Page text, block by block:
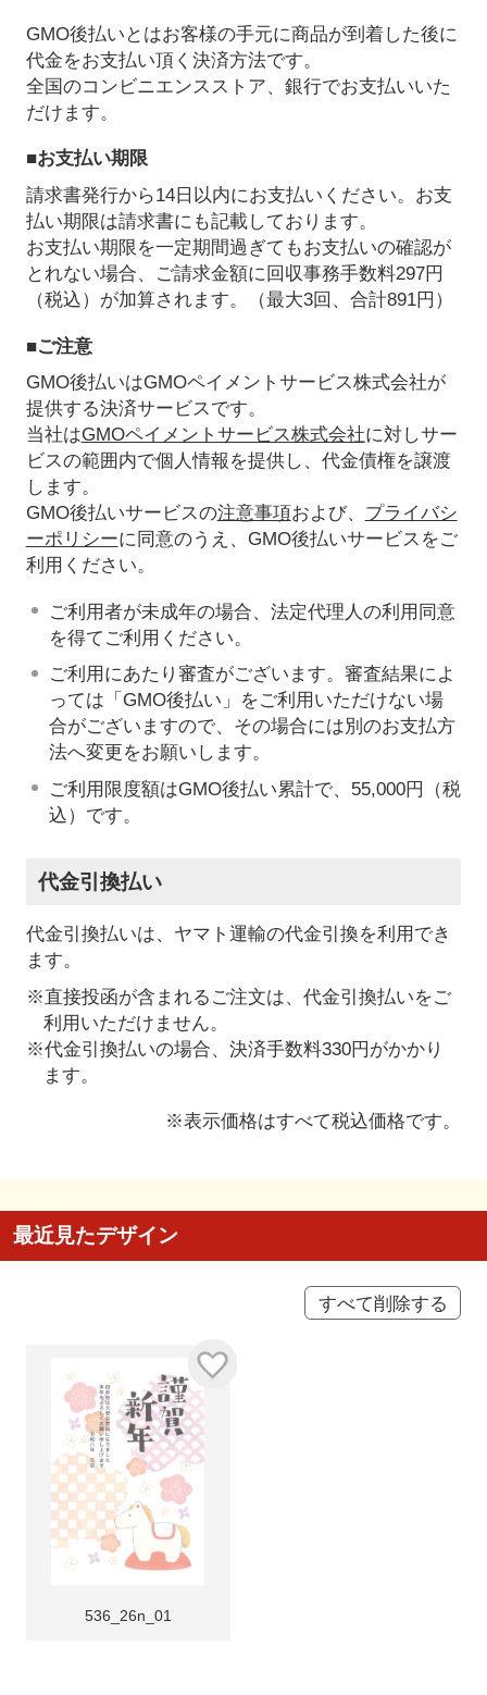
GMO後払いとはお客様の手元に商品が到着した後に
代金をお支払い頂く決済方法です。
全国のコンビニエンスストア、銀行でお支払いいた
だけます。
■お支払い期限
請求書発行から14日以内にお支払いください。お支
払い期限は請求書にも記載しております。
お支払い期限を一定期間過ぎてもお支払いの確認が
とれない場合、ご請求金額に回収事務手数料297円
（税込）が加算されます。（最大3回、合計891円）
■ご注意
GMO後払いはGMOペイメントサービス株式会社が
提供する決済サービスです。
当社はGMOペイメントサービス株式会社に対しサー
ビスの範囲内で個人情報を提供し、代金債権を譲渡
します。
GMO後払いサービスの注意事項および、 プライバシ
ーポリシーに同意のうえ、GMO後払いサービスをご
利用ください。
ご利用者が未成年の場合、法定代理人の利用同意
を得てご利用ください。
ご利用にあたり審査がございます。審査結果によ
っては「GMO後払い」をご利用いただけない場
合がございますので、その場合には別のお支払方
法へ変更をお願いします。
ご利用限度額はGMO後払い累計で、55,000円（税
込）です。
代金引換払い
代金引換払いは、ヤマト運輸の代金引換を利用でき
ます。
※直接投函が含まれるご注文は、代金引換払いをご
利用いただけません。
※代金引換払いの場合、決済手数料330円がかかり
ます。
※表示価格はすべて税込価格です。
最近見たデザイン
すべて削除する
536_26n_01